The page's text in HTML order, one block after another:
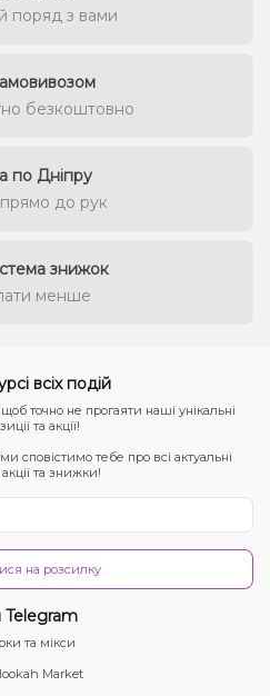
поряд з вами
безкоштовно
по Дніпру
до рук
знижок
менше
всіх подій
точно не прогаяти наші унікальні
та акції!
сповістимо тебе про всі актуальні
та знижки!
на розсилку
та мікси
Market